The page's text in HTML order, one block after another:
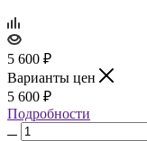
5 600 ₽
Варианты цен
5 600 ₽
Подробности